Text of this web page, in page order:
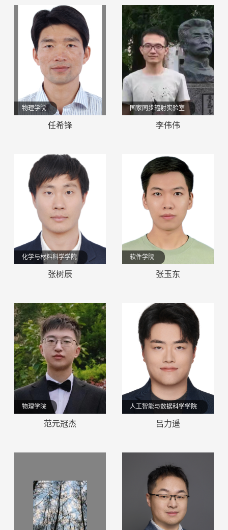
物理学院
任希锋
国家同步辐射实验室
李伟伟
化学与材料科学学院
张树辰
软件学院
张玉东
物理学院
范元冠杰
人工智能与数据科学学院
吕力遥